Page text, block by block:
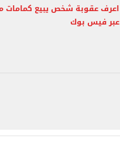
اعرف عقوبة شخص يبيع كمامات
عبر فيس بوك